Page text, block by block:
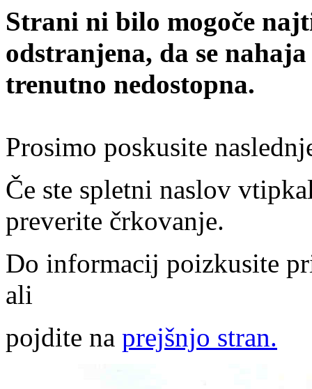
Strani ni bilo mogoče
odstranjena, da se
trenutno nedostopna.
Prosimo poskusite
Če ste spletni naslov
preverite črkovanje.
Do informacij poizkusite
ali
pojdite na prejšnjo stran.